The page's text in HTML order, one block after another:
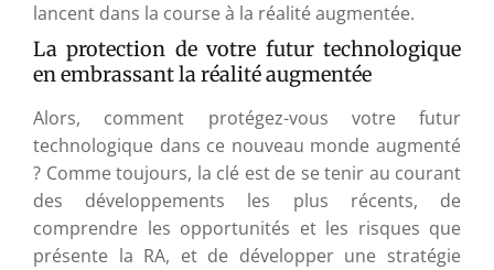
lancent dans la course à la réalité augmentée.
La protection de votre futur technologique
en embrassant la réalité augmentée
Alors, comment protégez-vous votre futur
technologique dans ce nouveau monde augmenté
? Comme toujours, la clé est de se tenir au courant
des développements les plus récents, de
comprendre les opportunités et les risques que
présente la RA, et de développer une stratégie